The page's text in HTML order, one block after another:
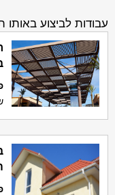
עבודות לביצוע באותו